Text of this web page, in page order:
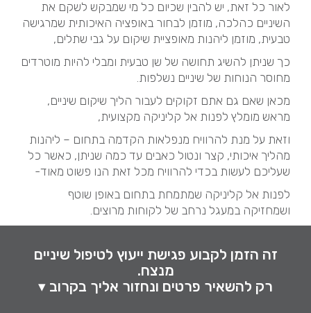
לאור כל זאת, יש להבין שכיום כל מי שמבקש לשקם את
השיניים כהלכה, מוזמן לבחור באופציה האיכותית שמרגישה
טבעית, מוזמן ליהנות מאופציית שיקום על גבי שתלים,
כך שניתן להשיג תחושה של שן טבעית ומבלי להיות מוטרדים
מחוסר הנוחות של שיניים נשלפות.
מכאן שאם גם אתם זקוקים לעבור הליך שיקום שיניים,
מראש מומלץ לפנות אל קליניקה מקצועית,
וזאת על מנת להרוויח מנפלאות הקדמה בתחום – ליהנות
מהליך איכותי, קצר ונטול כאבים עד כמה שניתן, כאשר כל
שעליכם לעשות בכדי להרוויח מכל זאת הנו פשוט מאוד-
לפנות אל קליניקה שמתמחת בתחום באופן שוטף
ושמחזיקה במעגל נרחב של לקוחות מרוצים.
זה הזמן לקבוע פגישת ייעוץ לטיפול שיניים
מנצח.
רק להשאיר פרטים ונחזור אליך בקרוב ▾